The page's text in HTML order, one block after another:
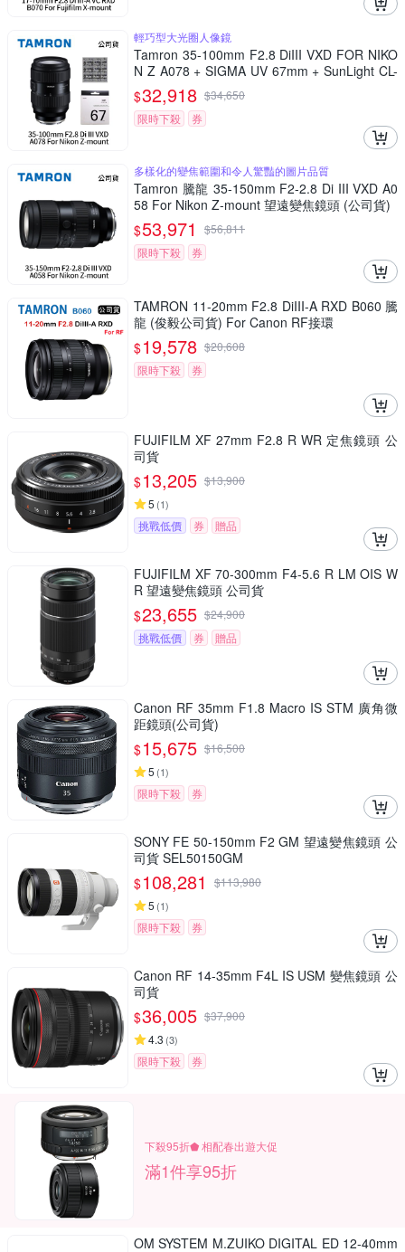
輕巧型大光圈人像鏡
Tamron 35-100mm F2.8 DiIII VXD FOR NIKO
N Z A078 + SIGMA UV 67mm + SunLight CL-
50LN (公司貨)
$32,918 $34,650
限時下殺
券
多樣化的變焦範圍和令人驚豔的圖片品質
Tamron 騰龍 35-150mm F2-2.8 Di III VXD A0
58 For Nikon Z-mount 望遠變焦鏡頭 (公司貨)
$53,971 $56,811
限時下殺
券
TAMRON 11-20mm F2.8 DiIII-A RXD B060 騰
龍 (俊毅公司貨) For Canon RF接環
$19,578 $20,608
限時下殺
券
FUJIFILM XF 27mm F2.8 R WR 定焦鏡頭 公
司貨
$13,205 $13,900
5 (1)
挑戰低價 券 贈品
FUJIFILM XF 70-300mm F4-5.6 R LM OIS W
R 望遠變焦鏡頭 公司貨
$23,655 $24,900
挑戰低價
券 贈品
Canon RF 35mm F1.8 Macro IS STM 廣角微
距鏡頭(公司貨)
$15,675 $16,500
5 (1)
限時下殺 券
SONY FE 50-150mm F2 GM 望遠變焦鏡頭 公
司貨 SEL50150GM
$108,281 $113,980
5 (1)
限時下殺 券
Canon RF 14-35mm F4L IS USM 變焦鏡頭 公
司貨
$36,005 $37,900
4.3 (3)
限時下殺 券
下殺95折⬟ 相配春出遊大促
滿1件享95折
OM SYSTEM M.ZUIKO DIGITAL ED 12-40mm